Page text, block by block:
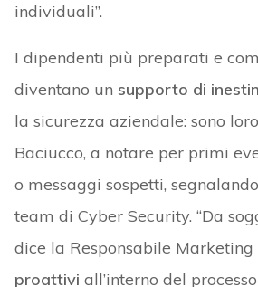
individuali”.
I dipendenti più preparati e
diventano un supporto di
la sicurezza aziendale: sono
Baciucco, a notare per primi
o messaggi sospetti,
team di Cyber Security. “Da
dice la Responsabile Marketing
proattivi all’interno del